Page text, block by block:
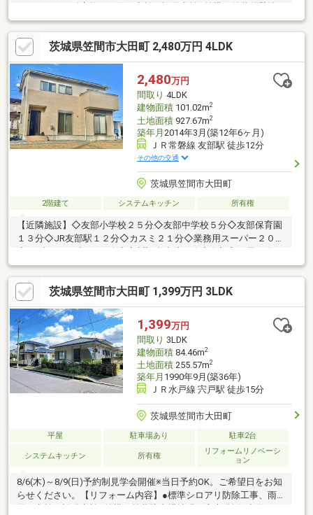
装、屋根重葺●水回りシステムキッチン交換、ユニットバス交
換、トイレ交換、洗面化粧台交換●内装シューズボックス交換、
クロス張替え、畳表替え、障子・襖張替え●その他設備給湯器交
換、インターホン設置、火災警報器設置、照明器具交換【おすす
めポイント】・本物件は条件により住宅ローン減税が適用されま
す。【周辺施設】・宍戸小学校1400ｍ（徒歩18分）・友部中学校
1800ｍ（
茨城県笠間市大田町 2,480万円 4LDK
2,480万円
間取り 4LDK
建物面積101.02m2
土地面積927.67m2
築年月 2014年3月(築12年6ヶ月)
ＪＲ常磐線 友部駅 徒歩12分
その他の交通
茨城県笠間市大田町
2階建て システムキッチン 所有権
【近隣施設】◇友部小学校２５分◇友部中学校５分◇友部保育園
１３分◇JR友部駅１２分◇カスミ２１分◇業務用スーパー２０分
【物件条件】◇公営水道、公営下水、プロパンガス◇現況引渡
し、契約不適合免責【住宅ローン相談受付中！！】・住宅ローン
いくらまで組めるのかな？・車やカードの借入あるけどローン通
る？→過去にローンが通らなかったなど！！◇弊社独自の方法で
ローンが他社で通らなかった、通るか不安な方などのお手伝いが
出来ればと思います！◇お写真ではお伝え出来ない部分もあるの
で是非見学して下さい♪
茨城県笠間市大田町 1,399万円 3LDK
1,399万円
間取り 3LDK
建物面積84.46m2
土地面積255.57m2
築年月 1990年9月(築36年)
ＪＲ水戸線 宍戸駅 徒歩15分
茨城県笠間市大田町
平屋 駐車場あり 駐車2台
システムキッチン 所有権
リフォームリノベーシ
ョン
8/6(木)～8/9(日)予約制見学会開催※当日予約OK。ご希望日をお知
らせください。【リフォーム内容】●標準シロアリ防除工事、雨